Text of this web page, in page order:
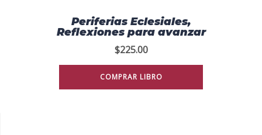
Periferias Eclesiales,
Reflexiones para avanzar
$225.00
COMPRAR LIBRO